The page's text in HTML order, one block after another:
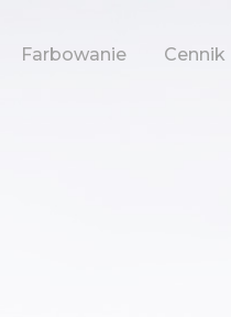
Farbowanie Cennik